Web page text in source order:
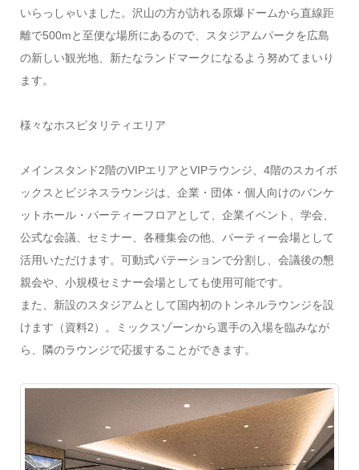
いらっしゃいました。沢山の方が訪れる原爆ドームから直線距
離で500mと至便な場所にあるので、スタジアムパークを広島
の新しい観光地、新たなランドマークになるよう努めてまいり
ます。
様々なホスピタリティエリア
メインスタンド2階のVIPエリアとVIPラウンジ、4階のスカイボ
ックスとビジネスラウンジは、企業・団体・個人向けのバンケ
ットホール・パーティーフロアとして、企業イベント、学会、
公式な会議、セミナー、各種集会の他、パーティー会場として
活用いただけます。可動式パテーションで分割し、会議後の懇
親会や、小規模セミナー会場としても使用可能です。
また、新設のスタジアムとして国内初のトンネルラウンジを設
けます（資料2）。ミックスゾーンから選手の入場を臨みなが
ら、隣のラウンジで応援することができます。